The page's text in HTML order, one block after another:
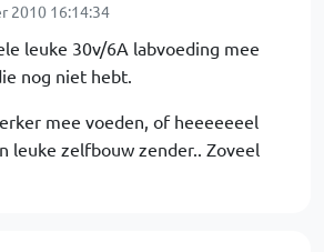
2010 16:14:34
leuke 30v/6A labvoeding mee
nog niet hebt.
mee voeden, of heeeeeeel
leuke zelfbouw zender.. Zoveel